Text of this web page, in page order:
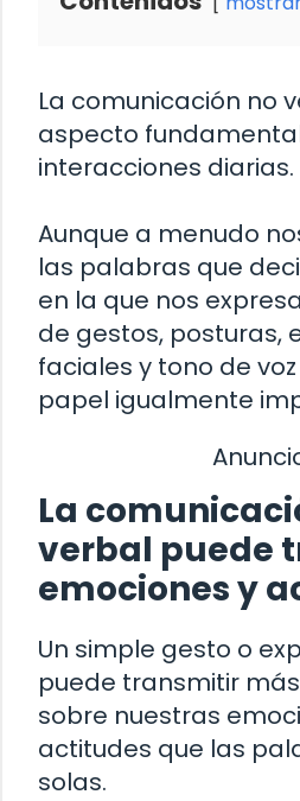
La comunicación no
aspecto
interacciones diarias.
Aunque a menudo
las palabras que
en la que nos
de gestos, posturas,
faciales y tono de
papel igualmente
La
verbal puede
emociones y
Un simple gesto o
puede transmitir
sobre nuestras
actitudes que las
solas.